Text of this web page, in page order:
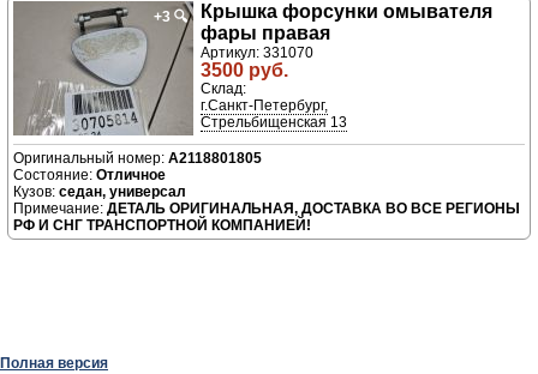
+3 🔍
Крышка форсунки омывателя
фары правая
Артикул: 331070
3500 руб.
Склад:
г.Санкт-Петербург,
Стрельбищенская 13
A2118801805
Отличное
седан, универсал
ДЕТАЛЬ ОРИГИНАЛЬНАЯ, ДОСТАВКА ВО ВСЕ РЕГИОНЫ
РФ И СНГ ТРАНСПОРТНОЙ КОМПАНИЕЙ!
Полная версия